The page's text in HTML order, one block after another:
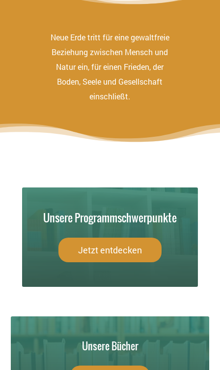
Neue Erde tritt für eine gewaltfreie
Beziehung zwischen Mensch und
Natur ein, für einen Frieden, der
Boden, Seele und Gesellschaft
einschließt.
Unsere Programmschwerpunkte
Jetzt entdecken
Unsere Bücher